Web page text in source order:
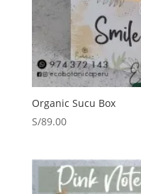
Organic Sucu Box
S/89.00